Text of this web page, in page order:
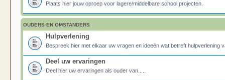
Plaats hier jouw oproep voor lagere/middelbare school projecten.
OUDERS EN OMSTANDERS
Hulpverlening
Bespreek hier met elkaar uw vragen en ideeën wat betreft hulpverlening
Deel uw ervaringen
Deel hier uw ervaringen als ouder van.....